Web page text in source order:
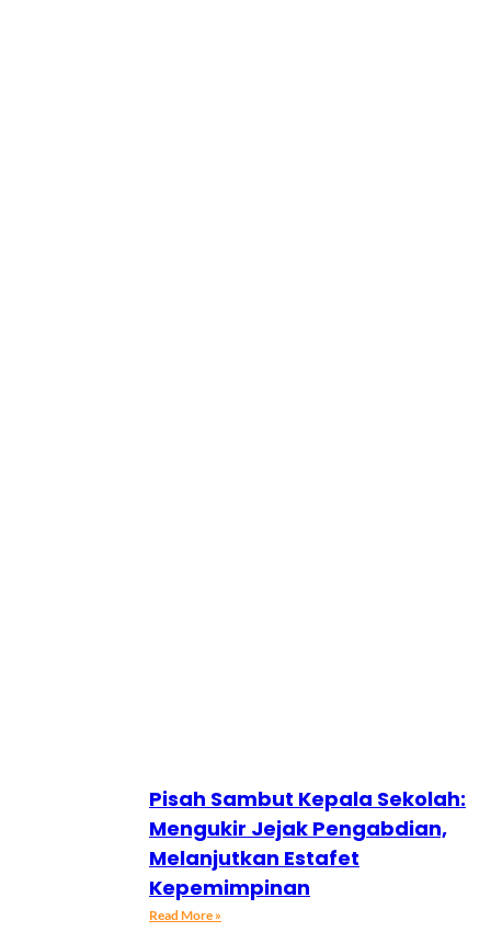
Pisah Sambut Kepala Sekolah:
Mengukir Jejak Pengabdian,
Melanjutkan Estafet
Kepemimpinan
Read More »